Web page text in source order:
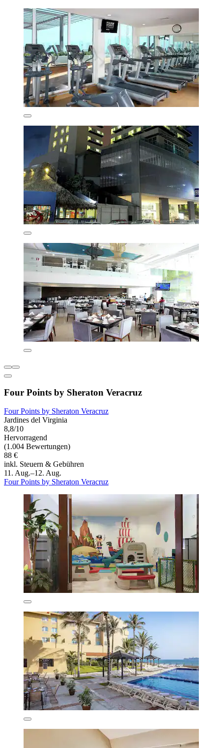
Four Points by Sheraton Veracruz
Four Points by Sheraton Veracruz
Jardines del Virginia
8,8/10
Hervorragend
(1.004 Bewertungen)
88 €
inkl. Steuern & Gebühren
11. Aug.–12. Aug.
Four Points by Sheraton Veracruz